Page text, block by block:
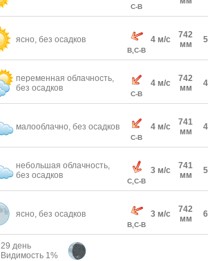
С-В
ясно, без осадков
В,С-В
4 м/с
742
мм
переменная облачность,
без осадков
С-В
4 м/с
742
мм
малооблачно, без осадков
С-В
4 м/с
741
мм
небольшая облачность,
без осадков
С,С-В
3 м/с
741
мм
ясно, без осадков
В,С-В
3 м/с
742
мм
29 день
Видимость 1%